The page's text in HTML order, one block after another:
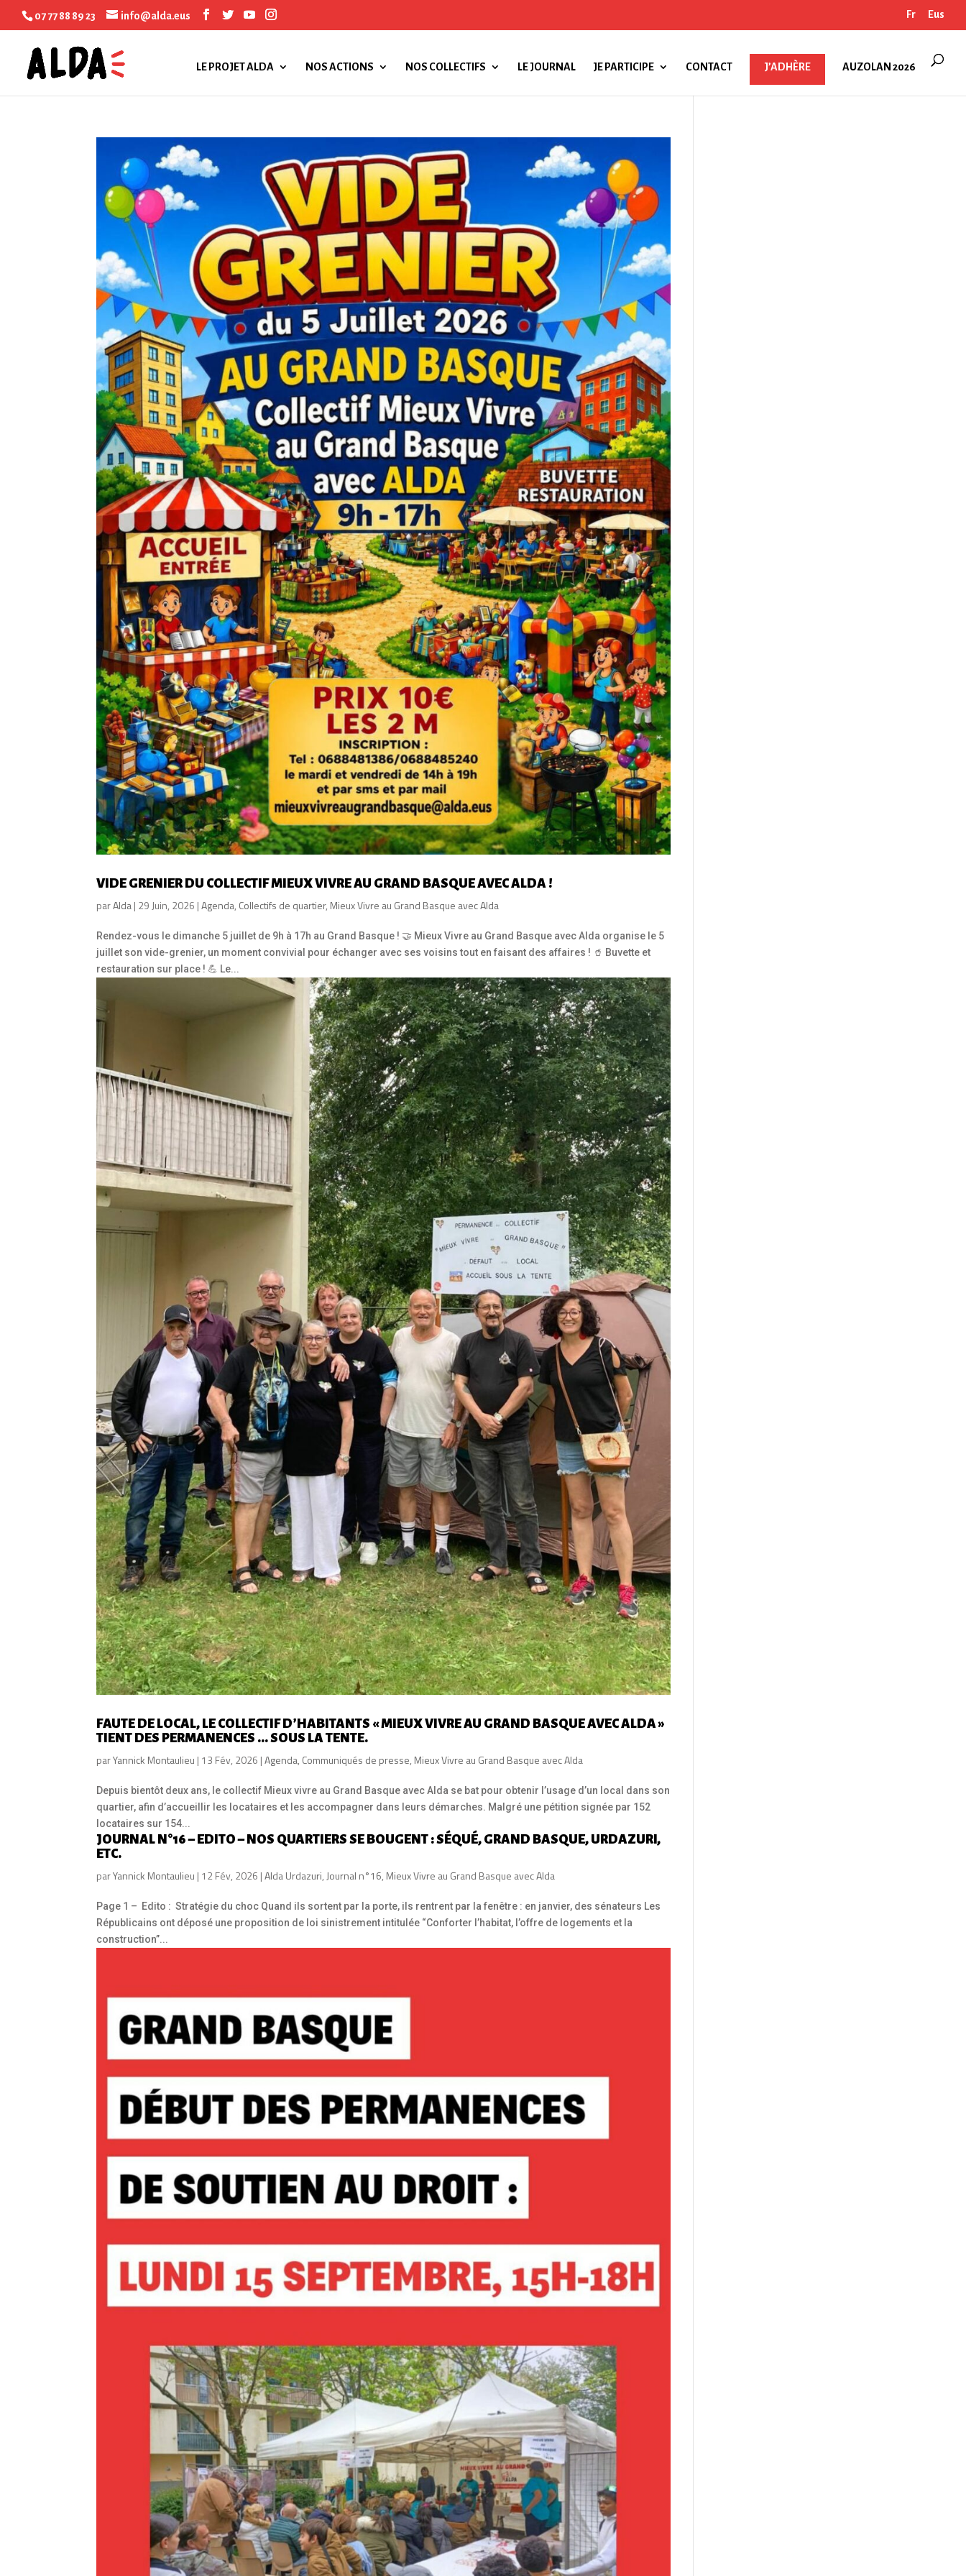
07 77 88 89 23 info@alda.eus Fr Eus
LE PROJET ALDA NOS ACTIONS NOS COLLECTIFS LE JOURNAL JE PARTICIPE CONTACT J’ADHÈRE AUZOLAN 2026
VIDE GRENIER DU COLLECTIF MIEUX VIVRE AU GRAND BASQUE AVEC ALDA !
parAlda| 29 Juin, 2026 |Agenda, Collectifs de quartier, Mieux Vivre au Grand Basque avec Alda
Rendez-vous le dimanche 5 juillet de 9h à 17h au Grand Basque ! 🤝 Mieux Vivre au Grand Basque avec Alda organise le 5
juillet son vide-grenier, un moment convivial pour échanger avec ses voisins tout en faisant des affaires ! 🥤 Buvette et
restauration sur place ! 💪 Le...
FAUTE DE LOCAL, LE COLLECTIF D’HABITANTS « MIEUX VIVRE AU GRAND BASQUE AVEC ALDA »
TIENT DES PERMANENCES … SOUS LA TENTE.
parYannick Montaulieu | 13 Fév, 2026 |Agenda, Communiqués de presse, Mieux Vivre au Grand Basque avec Alda
Depuis bientôt deux ans, le collectif Mieux vivre au Grand Basque avec Alda se bat pour obtenir l’usage d’un local dans son
quartier, afin d’accueillir les locataires et les accompagner dans leurs démarches. Malgré une pétition signée par 152
locataires sur 154...
JOURNAL N°16 – EDITO – NOS QUARTIERS SE BOUGENT : SÉQUÉ, GRAND BASQUE, URDAZURI,
ETC.
parYannick Montaulieu | 12 Fév, 2026 |Alda Urdazuri, Journal n°16, Mieux Vivre au Grand Basque avec Alda
Page 1 – Edito : Stratégie du choc Quand ils sortent par la porte, ils rentrent par la fenêtre : en janvier, des sénateurs Les
Républicains ont déposé une proposition de loi sinistrement intitulée “Conforter l’habitat, l’offre de logements et la
construction”...